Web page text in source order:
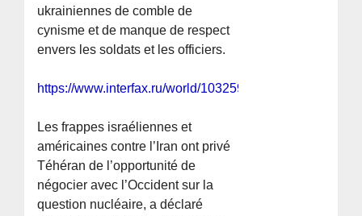
ukrainiennes de comble de
cynisme et de manque de respect
envers les soldats et les officiers.
https://www.interfax.ru/world/1032590
Les frappes israéliennes et
américaines contre l’Iran ont privé
Téhéran de l’opportunité de
négocier avec l’Occident sur la
question nucléaire, a déclaré